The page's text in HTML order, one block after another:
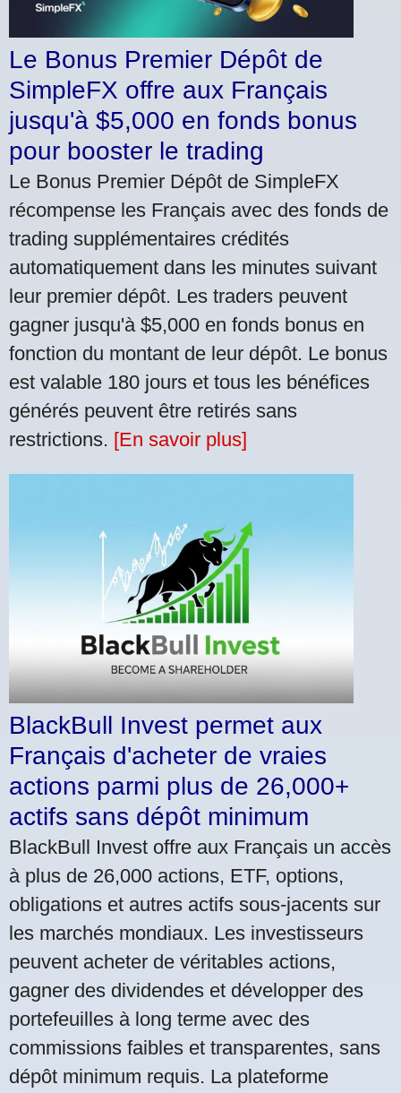
Le Bonus Premier Dépôt de
SimpleFX offre aux Français
jusqu'à $5,000 en fonds bonus
pour booster le trading
Le Bonus Premier Dépôt de SimpleFX
récompense les Français avec des fonds de
trading supplémentaires crédités
automatiquement dans les minutes suivant
leur premier dépôt. Les traders peuvent
gagner jusqu'à $5,000 en fonds bonus en
fonction du montant de leur dépôt. Le bonus
est valable 180 jours et tous les bénéfices
générés peuvent être retirés sans
restrictions. [En savoir plus]
BlackBull Invest permet aux
Français d'acheter de vraies
actions parmi plus de 26,000+
actifs sans dépôt minimum
BlackBull Invest offre aux Français un accès
à plus de 26,000 actions, ETF, options,
obligations et autres actifs sous-jacents sur
les marchés mondiaux. Les investisseurs
peuvent acheter de véritables actions,
gagner des dividendes et développer des
portefeuilles à long terme avec des
commissions faibles et transparentes, sans
dépôt minimum requis. La plateforme